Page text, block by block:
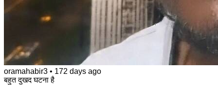
oramahabir3 • 172 days ago
बहुत दुखद घटना है